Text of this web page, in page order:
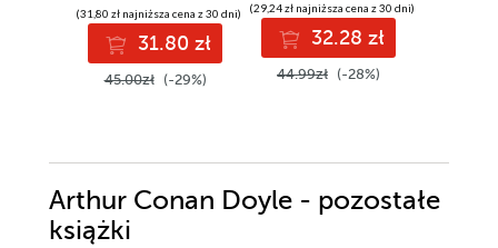
(31,80 zł najniższa cena z 30 dni)
31.80 zł
45.00zł (-29%)
(29,24 zł najniższa cena z 30 dni)
32.28 zł
44.99zł (-28%)
Arthur Conan Doyle - pozostałe
książki